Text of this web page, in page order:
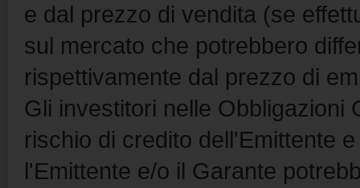
e dal prezzo di vendita (se
sul mercato che potrebbero
rispettivamente dal prezzo di
Gli investitori nelle Obbligazioni
rischio di credito dell'Emittente
l'Emittente e/o il Garante